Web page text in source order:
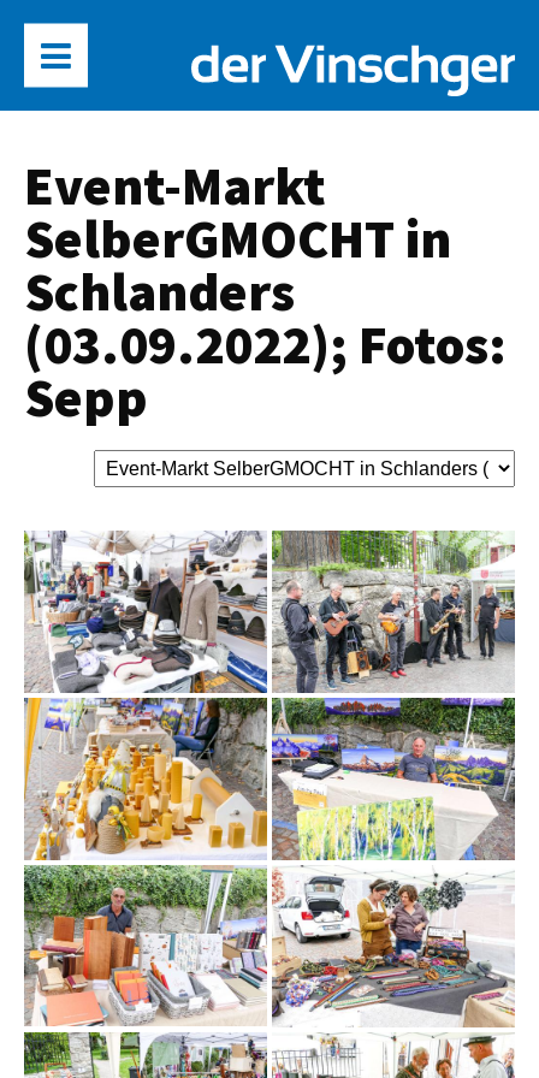
Event-Markt
SelberGMOCHT in
Schlanders
(03.09.2022); Fotos:
Sepp